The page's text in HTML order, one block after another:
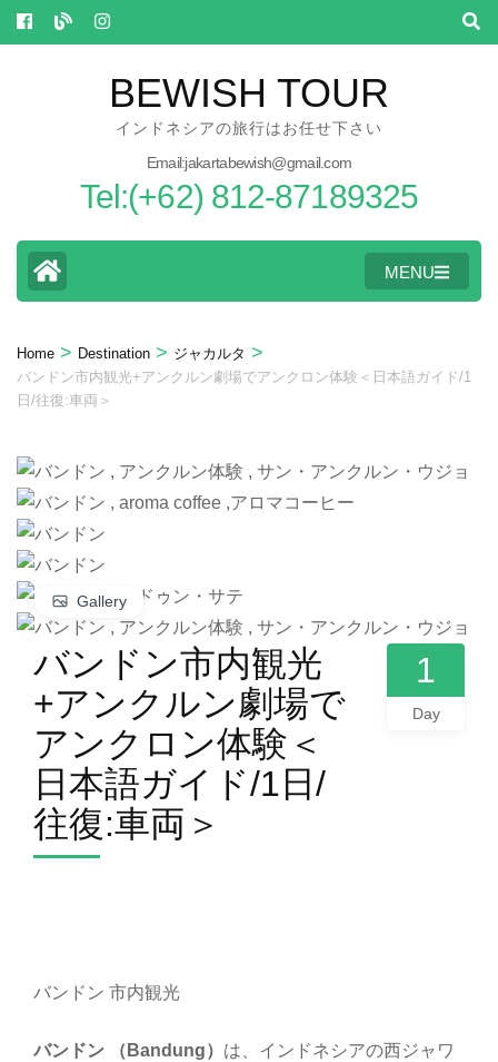
Skip
to
BEWISH TOUR
インドネシアの旅行はお任せ下さい
Email:jakartabewish@gmail.com
Tel:(+62) 812-87189325
MENU
Home > Destination > ジャカルタ >
バンドン市内観光+アンクルン劇場でアンクロン体験＜日本語ガイド/1
日/往復:車両＞
Gallery
バンドン市内観光
+アンクルン劇場で
アンクロン体験＜
日本語ガイド/1日/
往復:車両＞
1
Day
バンドン 市内観光
バンドン （Bandung） は、インドネシアの西ジャワ